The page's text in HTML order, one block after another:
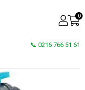
0
📞 0216 766 51 61